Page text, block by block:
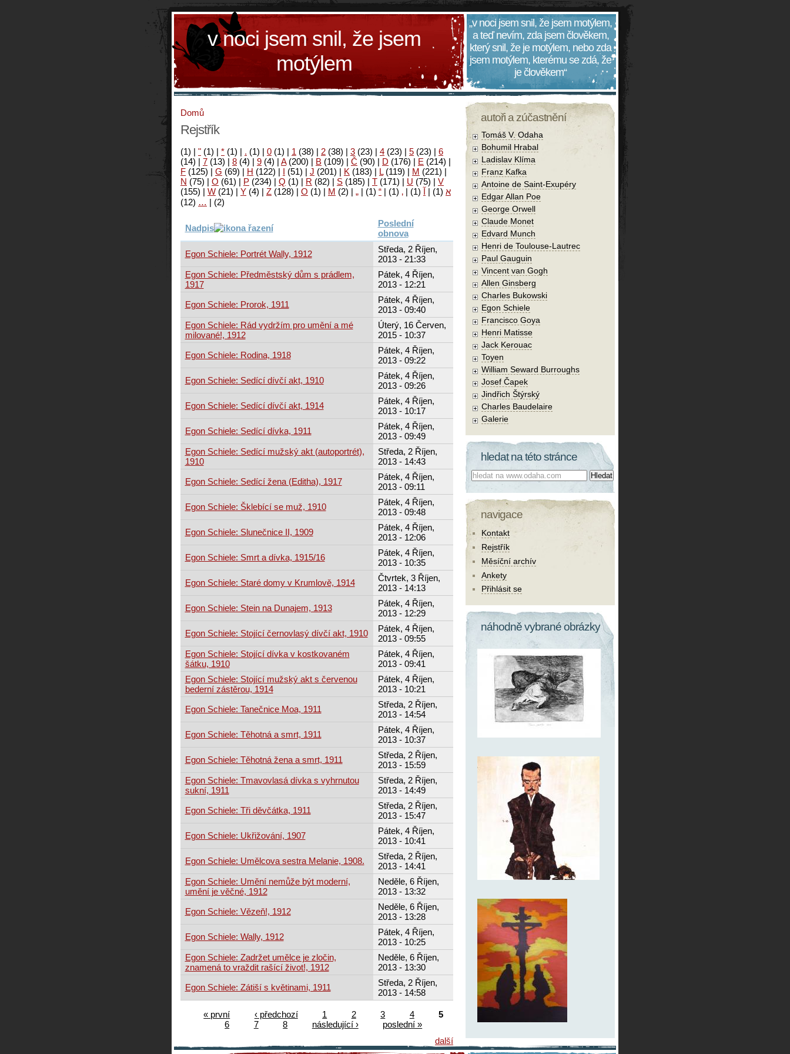
v noci jsem snil, že jsem
motýlem
„v noci jsem snil, že jsem motýlem,
a teď nevím, zda jsem člověkem,
který snil, že je motýlem, nebo zda
jsem motýlem, kterému se zdá, že
je člověkem“
Domů
Rejstřík
(1) | " (1) | * (1) | . (1) | 0 (1) | 1 (38) | 2 (38) | 3 (23) | 4 (23) | 5 (23) | 6
(14) | 7 (13) | 8 (4) | 9 (4) | A(200) | B (109) | Č (90) | D (176) | E (214) |
F (125) | G (69) | H (122) | I (51) | J (201) | K (183) | L(119) | M (221) |
N (75) | O (61) | P (234) | Q (1) | R (82) | S (185) | T (171) | U (75) | V
(155) | W (21) | Y (4) | Z (128) | Ο (1) | М (2) | א (1)
| آ (1)
|
‚
(1)
|
“
(1)
|
„
(2)
|
…
(12)
Nadpis
Poslední
obnova
Egon Schiele: Portrét Wally, 1912
Středa, 2 Říjen,
2013 - 21:33
Egon Schiele: Předměstský dům s prádlem,
1917
Pátek, 4 Říjen,
2013 - 12:21
Egon Schiele: Prorok, 1911
Pátek, 4 Říjen,
2013 - 09:40
Egon Schiele: Rád vydržím pro umění a mé
milované!, 1912
Úterý, 16 Červen,
2015 - 10:37
Egon Schiele: Rodina, 1918
Pátek, 4 Říjen,
2013 - 09:22
Egon Schiele: Sedící dívčí akt, 1910
Pátek, 4 Říjen,
2013 - 09:26
Egon Schiele: Sedící dívčí akt, 1914
Pátek, 4 Říjen,
2013 - 10:17
Egon Schiele: Sedící dívka, 1911
Pátek, 4 Říjen,
2013 - 09:49
Egon Schiele: Sedící mužský akt (autoportrét),
1910
Středa, 2 Říjen,
2013 - 14:43
Egon Schiele: Sedící žena (Editha), 1917
Pátek, 4 Říjen,
2013 - 09:11
Egon Schiele: Šklebící se muž, 1910
Pátek, 4 Říjen,
2013 - 09:48
Egon Schiele: Slunečnice II, 1909
Pátek, 4 Říjen,
2013 - 12:06
Egon Schiele: Smrt a dívka, 1915/16
Pátek, 4 Říjen,
2013 - 10:35
Egon Schiele: Staré domy v Krumlově, 1914
Čtvrtek, 3 Říjen,
2013 - 14:13
Egon Schiele: Stein na Dunajem, 1913
Pátek, 4 Říjen,
2013 - 12:29
Egon Schiele: Stojící černovlasý dívčí akt, 1910
Pátek, 4 Říjen,
2013 - 09:55
Egon Schiele: Stojící dívka v kostkovaném
šátku, 1910
Pátek, 4 Říjen,
2013 - 09:41
Egon Schiele: Stojící mužský akt s červenou
bederní zástěrou, 1914
Pátek, 4 Říjen,
2013 - 10:21
Egon Schiele: Tanečnice Moa, 1911
Středa, 2 Říjen,
2013 - 14:54
Egon Schiele: Těhotná a smrt, 1911
Pátek, 4 Říjen,
2013 - 10:37
Egon Schiele: Těhotná žena a smrt, 1911
Středa, 2 Říjen,
2013 - 15:59
Egon Schiele: Tmavovlasá dívka s vyhrnutou
sukní, 1911
Středa, 2 Říjen,
2013 - 14:49
Egon Schiele: Tři děvčátka, 1911
Středa, 2 Říjen,
2013 - 15:47
Egon Schiele: Ukřižování, 1907
Pátek, 4 Říjen,
2013 - 10:41
Egon Schiele: Umělcova sestra Melanie, 1908.
Středa, 2 Říjen,
2013 - 14:41
Egon Schiele: Umění nemůže být moderní,
umění je věčné, 1912
Neděle, 6 Říjen,
2013 - 13:32
Egon Schiele: Vězeň!, 1912
Neděle, 6 Říjen,
2013 - 13:28
Egon Schiele: Wally, 1912
Pátek, 4 Říjen,
2013 - 10:25
Egon Schiele: Zadržet umělce je zločin,
znamená to vraždit rašící život!, 1912
Neděle, 6 Říjen,
2013 - 13:30
Egon Schiele: Zátiší s květinami, 1911
Středa, 2 Říjen,
2013 - 14:58
« první ‹ předchozí 1 2 3 4
5
6
7 8 následující ›
poslední »
další
autoři a zúčastnění
Tomáš V. Odaha
Bohumil Hrabal
Ladislav Klíma
Franz Kafka
Antoine de Saint-Exupéry
Edgar Allan Poe
George Orwell
Claude Monet
Edvard Munch
Henri de Toulouse-Lautrec
Paul Gauguin
Vincent van Gogh
Allen Ginsberg
Charles Bukowski
Egon Schiele
Francisco Goya
Henri Matisse
Jack Kerouac
Toyen
William Seward Burroughs
Josef Čapek
Jindřich Štýrský
Charles Baudelaire
Galerie
hledat na této stránce
Co hledat:
navigace
Kontakt
Rejstřík
Měsíční archív
Ankety
Přihlásit se
náhodně vybrané obrázky